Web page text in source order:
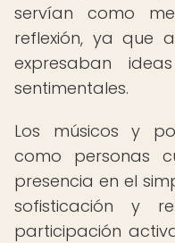
servían como
reflexión, ya que
expresaban
sentimentales.
Los músicos y
como personas
presencia en el
sofisticación y
participación